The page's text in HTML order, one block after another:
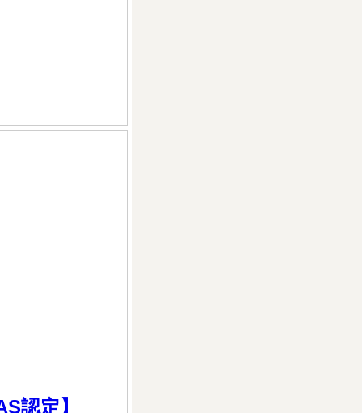
認定】